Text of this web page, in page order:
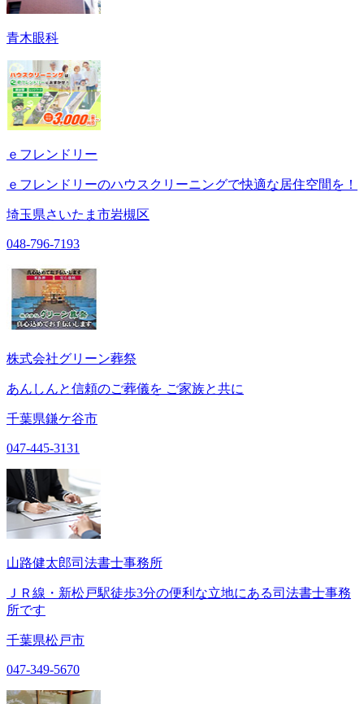
青木眼科
ｅフレンドリー
ｅフレンドリーのハウスクリーニングで快適な居住空間を！
埼玉県さいたま市岩槻区
048-796-7193
株式会社グリーン葬祭
あんしんと信頼のご葬儀を ご家族と共に
千葉県鎌ケ谷市
047-445-3131
山路健太郎司法書士事務所
ＪＲ線・新松戸駅徒歩3分の便利な立地にある司法書士事務
所です
千葉県松戸市
047-349-5670